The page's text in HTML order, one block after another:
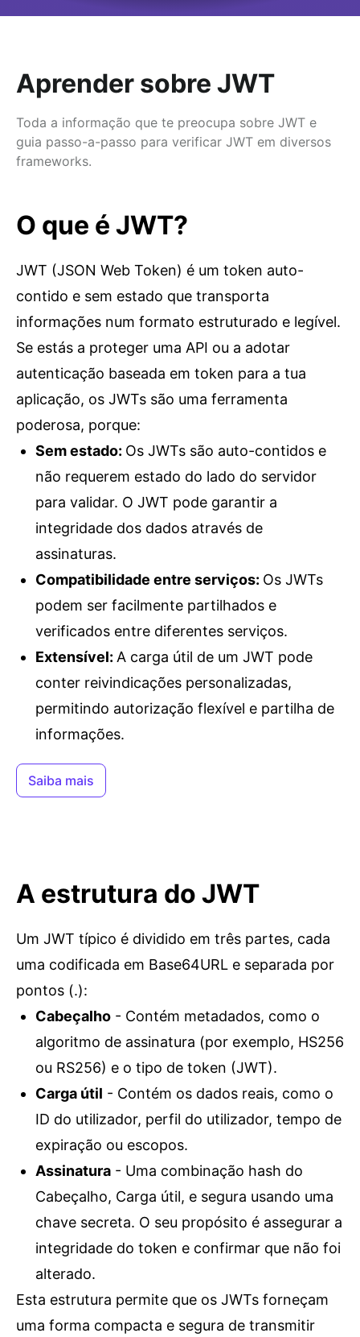
Aprender sobre JWT
Toda a informação que te preocupa sobre JWT e
guia passo-a-passo para verificar JWT em diversos
frameworks.
O que é JWT?
JWT (JSON Web Token) é um token auto-
contido e sem estado que transporta
informações num formato estruturado e legível.
Se estás a proteger uma API ou a adotar
autenticação baseada em token para a tua
aplicação, os JWTs são uma ferramenta
poderosa, porque:
Sem estado: Os JWTs são auto-contidos e
não requerem estado do lado do servidor
para validar. O JWT pode garantir a
integridade dos dados através de
assinaturas.
Compatibilidade entre serviços: Os JWTs
podem ser facilmente partilhados e
verificados entre diferentes serviços.
Extensível: A carga útil de um JWT pode
conter reivindicações personalizadas,
permitindo autorização flexível e partilha de
informações.
Saiba mais
A estrutura do JWT
Um JWT típico é dividido em três partes, cada
uma codificada em Base64URL e separada por
pontos (.):
Cabeçalho - Contém metadados, como o
algoritmo de assinatura (por exemplo, HS256
ou RS256) e o tipo de token (JWT).
Carga útil - Contém os dados reais, como o
ID do utilizador, perfil do utilizador, tempo de
expiração ou escopos.
Assinatura - Uma combinação hash do
Cabeçalho, Carga útil, e segura usando uma
chave secreta. O seu propósito é assegurar a
integridade do token e confirmar que não foi
alterado.
Esta estrutura permite que os JWTs forneçam
uma forma compacta e segura de transmitir